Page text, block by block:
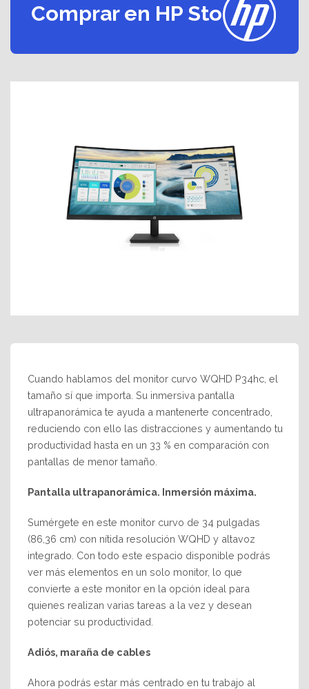
Comprar en HP Store
Cuando hablamos del monitor curvo WQHD P34hc, el
tamaño sí que importa. Su inmersiva pantalla
ultrapanorámica te ayuda a mantenerte concentrado,
reduciendo con ello las distracciones y aumentando tu
productividad hasta en un 33 % en comparación con
pantallas de menor tamaño.
Pantalla ultrapanorámica. Inmersión máxima.
Sumérgete en este monitor curvo de 34 pulgadas
(86,36 cm) con nítida resolución WQHD y altavoz
integrado. Con todo este espacio disponible podrás
ver más elementos en un solo monitor, lo que
convierte a este monitor en la opción ideal para
quienes realizan varias tareas a la vez y desean
potenciar su productividad.
Adiós, maraña de cables
Ahora podrás estar más centrado en tu trabajo al